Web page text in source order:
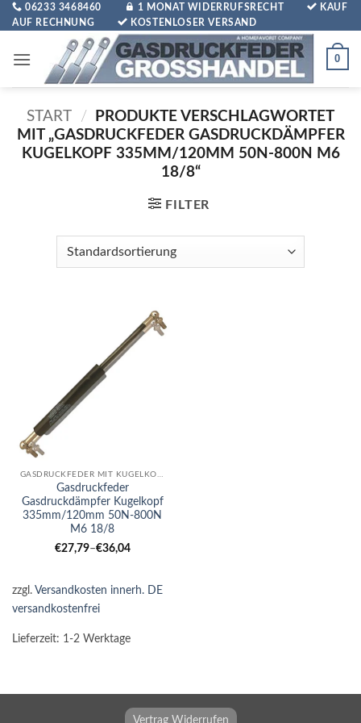
Zum
Inhalt
06233 3468460 1 MONAT WIDERRUFSRECHT
KAUF
AUF RECHNUNG
KOSTENLOSER VERSAND
0
START /
PRODUKTE VERSCHLAGWORTET
MIT „GASDRUCKFEDER GASDRUCKDÄMPFER
KUGELKOPF 335MM/120MM 50N-800N M6
18/8“
FILTER
GASDRUCKFEDER MIT KUGELKOPF
Gasdruckfeder
Gasdruckdämpfer Kugelkopf
335mm/120mm 50N-800N
M6 18/8
€27,79–€36,04
zzgl. Versandkosten innerh. DE
versandkostenfrei
Lieferzeit: 1-2 Werktage
Vertrag Widerrufen